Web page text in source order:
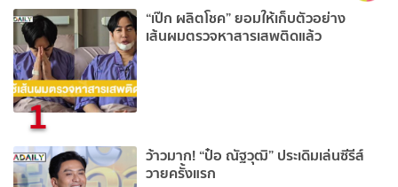
1
“เป๊ก ผลิตโชค” ยอมให้เก็บตัวอย่าง
เส้นผมตรวจหาสารเสพติดแล้ว
ว้าวมาก! “ป๋อ ณัฐวุฒิ” ประเดิมเล่นซีรีส์
วายครั้งแรก